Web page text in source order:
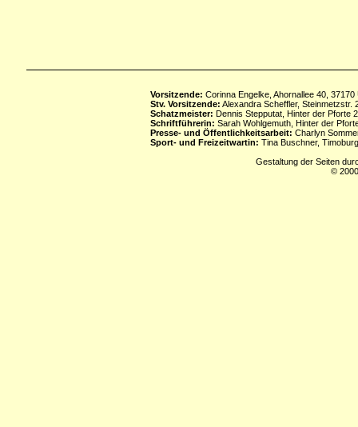
Vorsitzende: Corinna Engelke, Ahornallee 40,
Stv. Vorsitzende: Alexandra Scheffler, Steinmetzstr.
Schatzmeister: Dennis Stepputat, Hinter der Pforte
Schriftführerin: Sarah Wohlgemuth, Hinter der
Presse- und Öffentlichkeitsarbeit: Charlyn
Sport- und Freizeitwartin: Tina Buschner,
Gestaltung der Seiten
©